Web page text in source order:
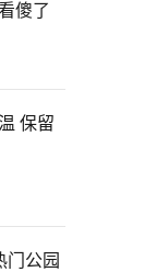
傻了
保留
门公园